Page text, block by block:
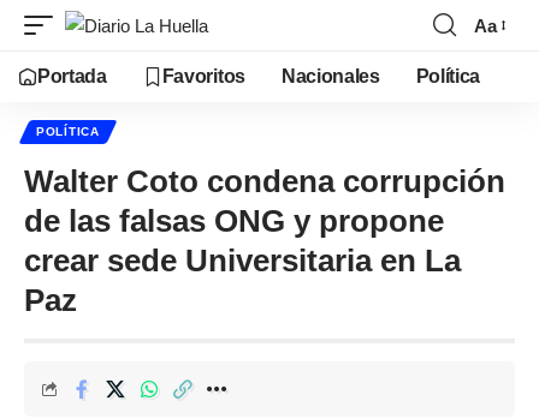
Aa
Portada Favoritos Nacionales Política
POLÍTICA
Walter Coto condena corrupción
de las falsas ONG y propone
crear sede Universitaria en La
Paz